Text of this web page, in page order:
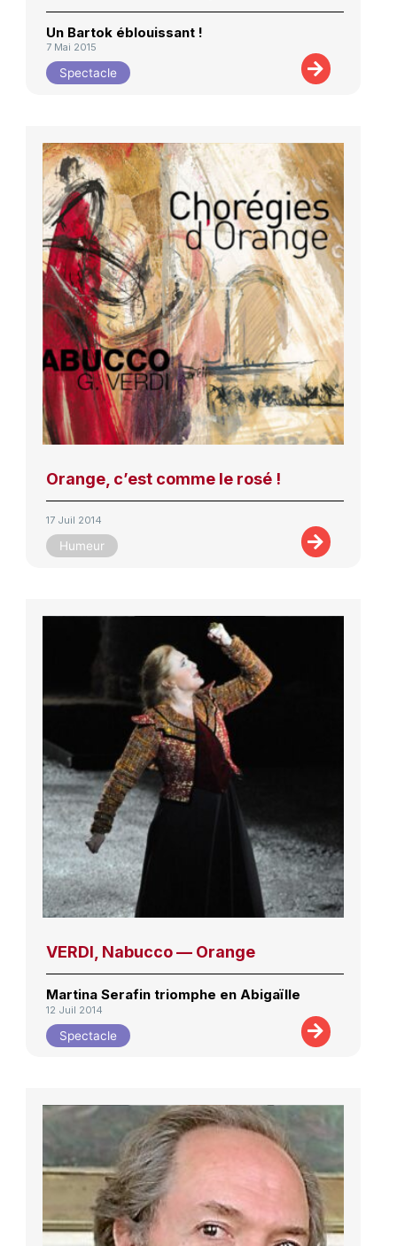
Un Bartok éblouissant !
7 Mai 2015
Spectacle
Orange, c’est comme le rosé !
17 Juil 2014
Humeur
VERDI, Nabucco — Orange
Martina Serafin triomphe en Abigaïlle
12 Juil 2014
Spectacle